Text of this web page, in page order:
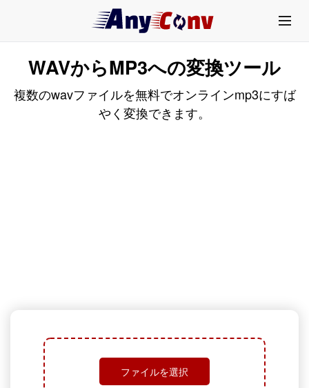
WAVからMP3への変換ツール
複数のwavファイルを無料でオンラインmp3にすば
やく変換できます。
ファイルを選択